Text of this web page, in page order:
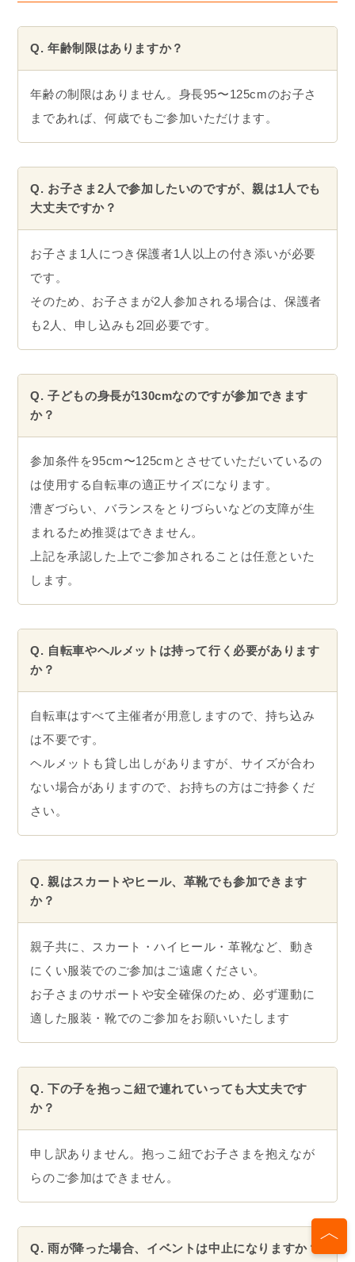
Q. 年齢制限はありますか？
年齢の制限はありません。身長95〜125cmのお子さ
まであれば、何歳でもご参加いただけます。
Q. お子さま2人で参加したいのですが、親は1人でも
大丈夫ですか？
お子さま1人につき保護者1人以上の付き添いが必要
です。
そのため、お子さまが2人参加される場合は、保護者
も2人、申し込みも2回必要です。
Q. 子どもの身長が130cmなのですが参加できます
か？
参加条件を95cm〜125cmとさせていただいているの
は使用する自転車の適正サイズになります。
漕ぎづらい、バランスをとりづらいなどの支障が生
まれるため推奨はできません。
上記を承認した上でご参加されることは任意といた
します。
Q. 自転車やヘルメットは持って行く必要があります
か？
自転車はすべて主催者が用意しますので、持ち込み
は不要です。
ヘルメットも貸し出しがありますが、サイズが合わ
ない場合がありますので、お持ちの方はご持参くだ
さい。
Q. 親はスカートやヒール、革靴でも参加できます
か？
親子共に、スカート・ハイヒール・革靴など、動き
にくい服装でのご参加はご遠慮ください。
お子さまのサポートや安全確保のため、必ず運動に
適した服装・靴でのご参加をお願いいたします
Q. 下の子を抱っこ紐で連れていっても大丈夫です
か？
申し訳ありません。抱っこ紐でお子さまを抱えなが
らのご参加はできません。
Q. 雨が降った場合、イベントは中止になりますか？